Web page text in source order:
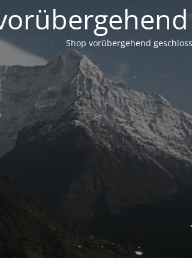
Shop vorübergehend